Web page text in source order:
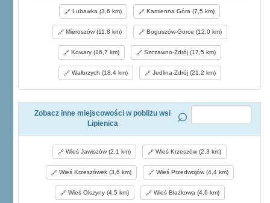
Lubawka (3,6 km) Kamienna Góra (7,5 km)
Mieroszów (11,8 km) Boguszów-Gorce (12,0 km)
Kowary (16,7 km) Szczawno-Zdrój (17,5 km)
Wałbrzych (18,4 km) Jedlina-Zdrój (21,2 km)
Zobacz inne miejscowości w pobliżu wsi
Lipienica
Wieś Jawiszów (2,1 km) Wieś Krzeszów (2,3 km)
Wieś Krzeszówek (3,6 km) Wieś Przedwojów (4,4 km)
Wieś Olszyny (4,5 km) Wieś Błażkowa (4,6 km)